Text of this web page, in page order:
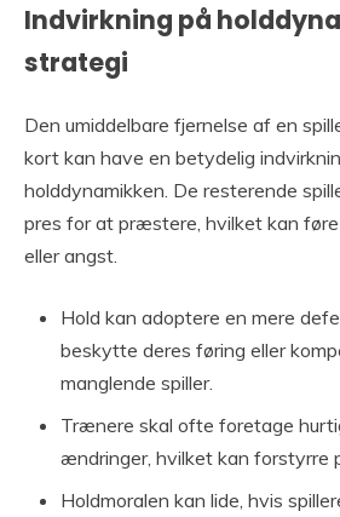
Indvirkning på
strategi
Den umiddelbare fjernelse af en
kort kan have en betydelig
holddynamikken. De resterende
pres for at præstere, hvilket kan
eller angst.
Hold kan adoptere en mere
beskytte deres føring eller
manglende spiller.
Trænere skal ofte foretage
ændringer, hvilket kan forstyrre
Holdmoralen kan lide, hvis